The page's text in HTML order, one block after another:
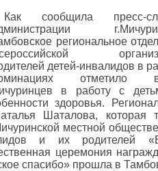
Как сообщила пресс-
региональное
детей-инвалидов в
отметило
в работу с
здоровья.
Шаталова, которая
местной
и их родителей
церемония
спасибо» прошла в